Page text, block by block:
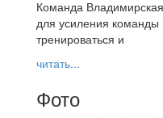
Команда
для усиления
тренироваться и
читать...
Фото